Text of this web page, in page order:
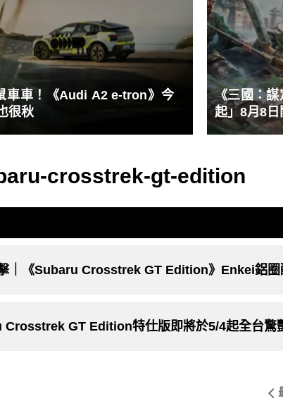
車車！《Audi A2 e-tron》今
很秋
《三國：謀
起」8月8
新登場
crosstrek-gt-edition
｜《Subaru Crosstrek GT Edition》Enkei鋁圈
Crosstrek GT Edition特仕版即將於5/4起全台驚